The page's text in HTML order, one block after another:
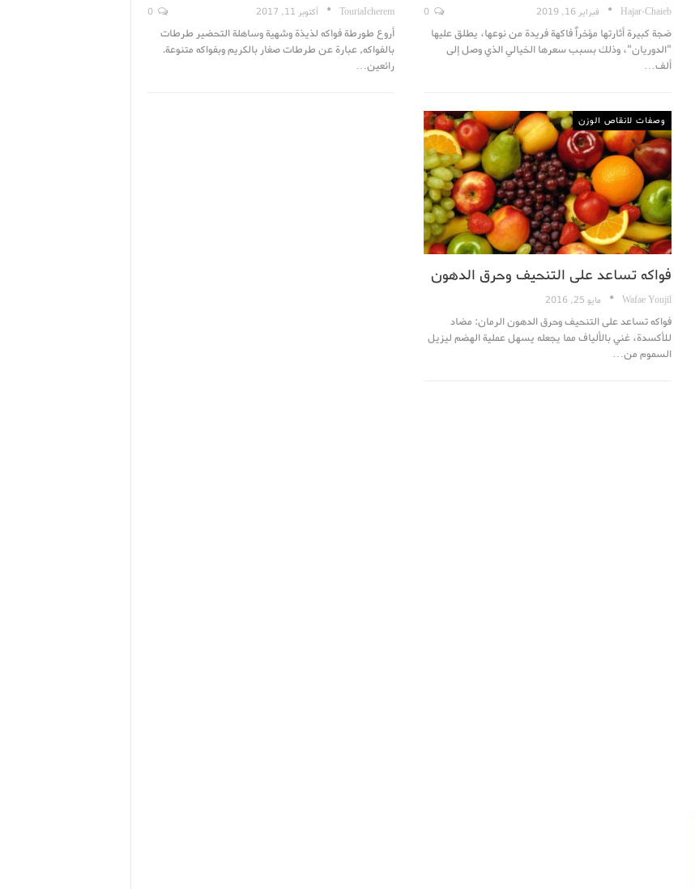
Hajar-Chaieb فبراير 16, 2019
ضجة كبيرة أثارتها مؤخراً فاكهة فريدة من نوعها، يطلق عليها
"الدوريان"، وذلك بسبب سعرها الخيالي الذي وصل إلى
ألف…
TouriaIcherem أكتوبر 11, 2017
أروع طورطة فواكه لذيذة وشهية وساهلة التحضير طرطات
بالفواكه, عبارة عن طرطات صغار بالكريم وبفواكه متنوعة.
رائعين…
وصفات لانقاص الوزن
فواكه تساعد على التنحيف وحرق الدهون
Wafae Youjil مايو 25, 2016
فواكه تساعد على التنحيف وحرق الدهون الرمان: مضاد
للأكسدة، غني بالألياف مما يجعله يسهل عملية الهضم ليزيل
السموم من…